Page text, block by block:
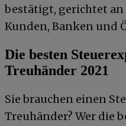
bestätigt, gerichtet an
Kunden, Banken und
Die besten
Treuhänder 2021
Sie brauchen einen
Treuhänder? Wer die